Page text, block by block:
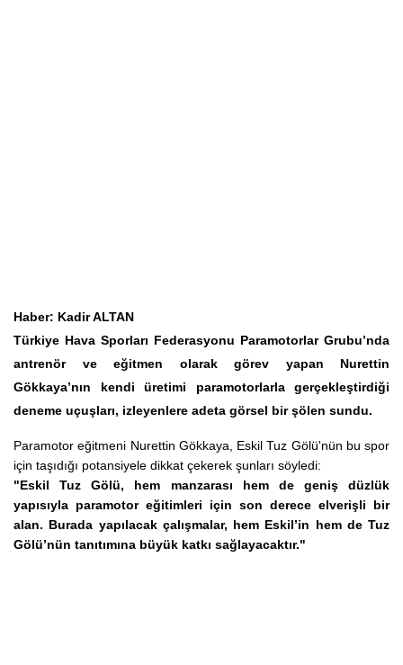
Haber: Kadir ALTAN
Türkiye Hava Sporları Federasyonu Paramotorlar Grubu’nda
antrenör ve eğitmen olarak görev yapan Nurettin
Gökkaya’nın kendi üretimi paramotorlarla gerçekleştirdiği
deneme uçuşları, izleyenlere adeta görsel bir şölen sundu.
Paramotor eğitmeni Nurettin Gökkaya, Eskil Tuz Gölü'nün bu spor
için taşıdığı potansiyele dikkat çekerek şunları söyledi:
"Eskil Tuz Gölü, hem manzarası hem de geniş düzlük
yapısıyla paramotor eğitimleri için son derece elverişli bir
alan. Burada yapılacak çalışmalar, hem Eskil’in hem de Tuz
Gölü’nün tanıtımına büyük katkı sağlayacaktır."